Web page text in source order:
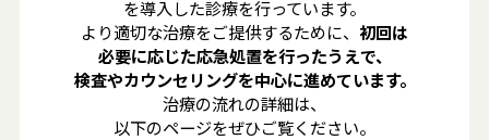
を導入した診療を行っています。
より適切な治療をご提供するために、 初回は
必要に応じた応急処置を行ったうえで、
検査やカウンセリングを中心に進めています。
治療の流れの詳細は、
以下のページをぜひご覧ください。